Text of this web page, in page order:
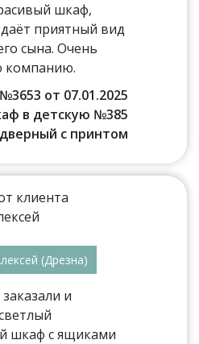
шкаф,
приятный вид
сына. Очень
компанию.
от 07.01.2025
в детскую №385
с принтом
(Дрезна)
и
шкаф с ящиками